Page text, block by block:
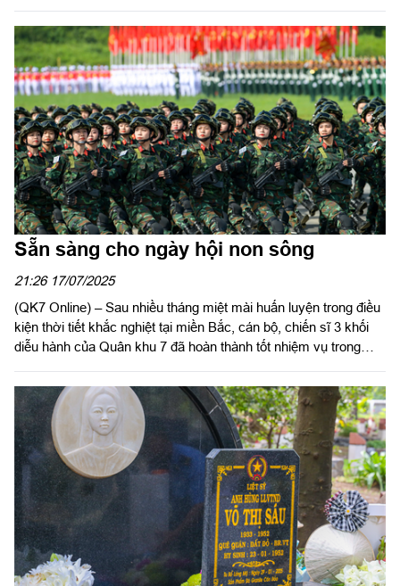
hài đất mẹ, máu xương các anh đã thấm vào lòng Tổ quốc.
Các anh vẫn nằm lại đâu đó nơi sườn đồi gió lạnh, bên con suối
mòn dấu chân hành quân, hay dưới tán rừng xưa nơi từng diễn
ra trận đánh quyết tử vì độc lập, tự do cho dân tộc.
Sẵn sàng cho ngày hội non sông
21:26 17/07/2025
(QK7 Online) – Sau nhiều tháng miệt mài huấn luyện trong điều
kiện thời tiết khắc nghiệt tại miền Bắc, cán bộ, chiến sĩ 3 khối
diễu hành của Quân khu 7 đã hoàn thành tốt nhiệm vụ trong